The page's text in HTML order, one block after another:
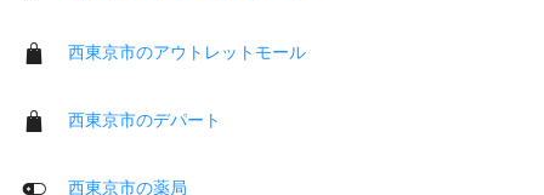
西東京市のアウトレットモール
西東京市のデパート
西東京市の薬局